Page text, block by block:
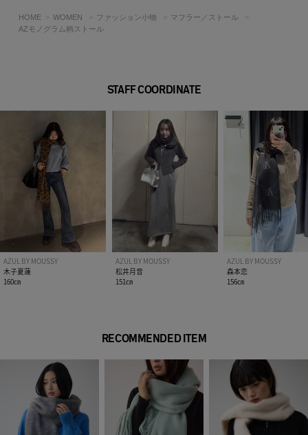
HOME WOMEN ファッション小物
マフラー／ストール
AZモノグラム柄ストール
STAFF COORDINATE
AZUL BY MOUSSY
木子夏蓮
160㎝
AZUL BY MOUSSY
松井月音
151㎝
AZUL BY MOUSSY
森本恋
156㎝
RECOMMENDED ITEM